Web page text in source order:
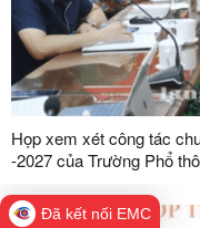
Họp xem xét công tác
-2027 của Trường Phổ
Đã kết nối EMC